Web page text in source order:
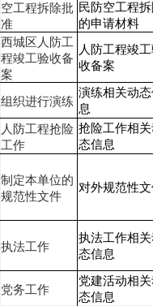
空工程拆除批
准
民防空工程
的申请材料
西城区人防工
程竣工验收备
案
人防工程竣
收备案
组织进行演练 演练相关动
息
人防工程抢险
工作
抢险工作相关
态信息
制定本单位的
规范性文件
对外规范性
执法工作
执法工作相关
态信息
党务工作
党建活动相
态信息